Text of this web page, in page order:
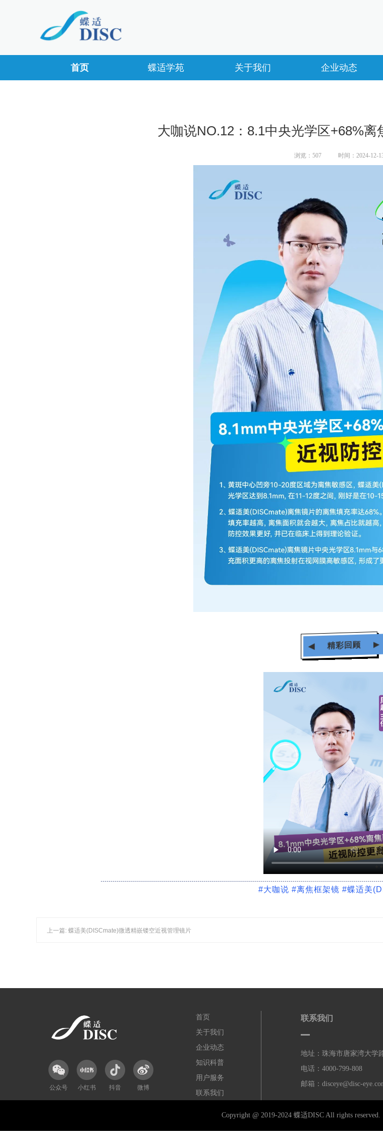
首页 蝶适学苑 关于我们 企业动态
大咖说NO.12：8.1中央光学区+68%
浏览： 507 时间：2024-12-
◀ 精彩回顾 ▶
#大咖说 #离焦框架镜 #蝶适美
上一篇: 蝶适美(DISCmate)微透精嵌镂空近视管理镜片
公众号 小红书 抖音 微博
地址：珠海市唐家湾大学
电话：4000-799-808
邮箱：disceye@disc-
联系我们
首页
关于我们
企业动态
知识科普
用户服务
联系我们
Copyright @ 2019-2024 蝶适DISC All rights reserved.